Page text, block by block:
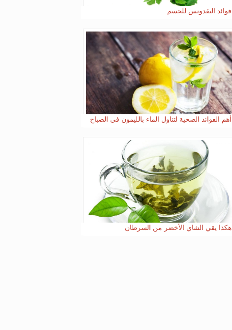
فوائد البقدونس للجسم
أهم الفوائد الصحية لتناول الماء بالليمون في الصباح
هكذا يقي الشاي الأخضر من السرطان